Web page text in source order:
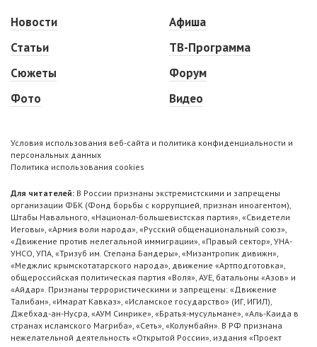
Новости
Статьи
Сюжеты
Фото
Афиша
ТВ-Программа
Форум
Видео
Условия использования веб-сайта и политика конфиденциальности и
персональных данных
Политика использования cookies
Для читателей: В России признаны экстремистскими и запрещены
организации ФБК (Фонд борьбы с коррупцией, признан иноагентом),
Штабы Навального, «Национал-большевистская партия», «Свидетели
Иеговы», «Армия воли народа», «Русский общенациональный союз»,
«Движение против нелегальной иммиграции», «Правый сектор», УНА-
УНСО, УПА, «Тризуб им. Степана Бандеры», «Мизантропик дивижн»,
«Меджлис крымскотатарского народа», движение «Артподготовка»,
общероссийская политическая партия «Воля», АУЕ, батальоны «Азов» и
«Айдар». Признаны террористическими и запрещены: «Движение
Талибан», «Имарат Кавказ», «Исламское государство» (ИГ, ИГИЛ),
Джебхад-ан-Нусра, «АУМ Синрике», «Братья-мусульмане», «Аль-Каида в
странах исламского Магриба», «Сеть», «Колумбайн». В РФ признана
нежелательной деятельность «Открытой России», издания «Проект